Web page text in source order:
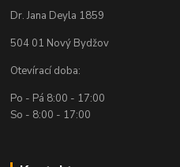
Dr. Jana Deyla 1859
504 01 Nový Bydžov
Otevírací doba:
Po - Pá 8:00 - 17:00
So - 8:00 - 17:00